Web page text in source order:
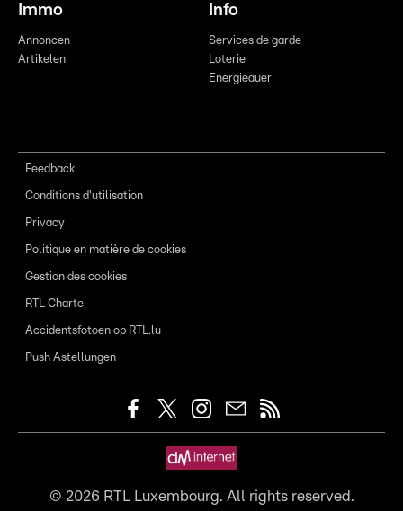
Immo
Annoncen
Artikelen
Info
Services de garde
Loterie
Energieauer
Feedback
Conditions d'utilisation
Privacy
Politique en matière de cookies
Gestion des cookies
RTL Charte
Accidentsfotoen op RTL.lu
Push Astellungen
© 2026RTL Luxembourg. All rights reserved.